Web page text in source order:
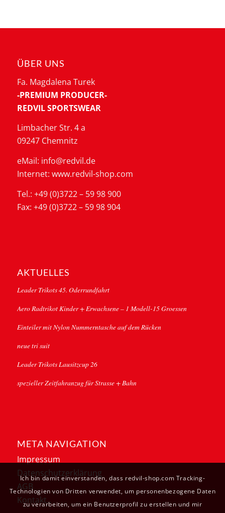
ÜBER UNS
Fa. Magdalena Turek
-PREMIUM PRODUCER-
REDVIL SPORTSWEAR
Limbacher Str. 4 a
09247 Chemnitz
eMail: info@redvil.de
Internet: www.redvil-shop.com
Tel.: +49 (0)3722 – 59 98 900
Fax: +49 (0)3722 – 59 98 904
AKTUELLES
Leader Trikots 45. Oderrundfahrt
Aero Radtrikot Kinder + Erwachsene – 1 Modell-15 Groessen
Einteiler mit Nylon Nummerntasche auf dem Rücken
neue tri suit
Leader Trikots Lausitzcup 26
spezieller Zeitfahranzug für Strasse + Bahn
META NAVIGATION
Impressum
Datenschutzerklärung
AGB
Kontakt
Ich bin damit einverstanden, dass redvil-shop.com Tracking-
Technologien von Dritten verwendet, um personenbezogene Daten
zu verarbeiten, um ein Benutzerprofil zu erstellen und mir